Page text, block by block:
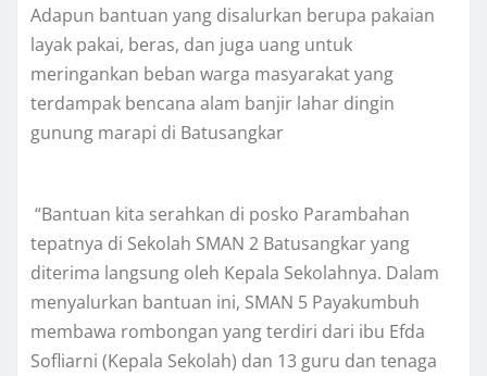
Adapun bantuan yang disalurkan berupa pakaian
layak pakai, beras, dan juga uang untuk
meringankan beban warga masyarakat yang
terdampak bencana alam banjir lahar dingin
gunung marapi di Batusangkar
“Bantuan kita serahkan di posko Parambahan
tepatnya di Sekolah SMAN 2 Batusangkar yang
diterima langsung oleh Kepala Sekolahnya. Dalam
menyalurkan bantuan ini, SMAN 5 Payakumbuh
membawa rombongan yang terdiri dari ibu Efda
Sofliarni (Kepala Sekolah) dan 13 guru dan tenaga